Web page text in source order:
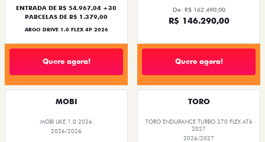
ENTRADA DE R$ 54.967,04 +30
PARCELAS DE R$ 1.379,00
ARGO DRIVE 1.0 FLEX 4P 2026
Quero agora!
De: R$ 162.490,00
R$ 146.290,00
Quero agora!
MOBI
MOBI LIKE 1.0 2026
2026/2026
TORO
TORO ENDURANCE TURBO 270 FLEX AT6
2027
2026/2027